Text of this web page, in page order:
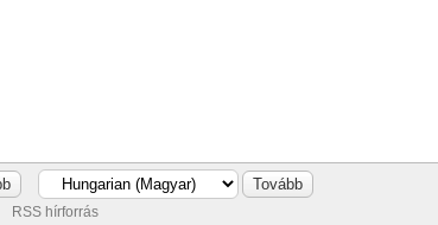
RSS hírforrás